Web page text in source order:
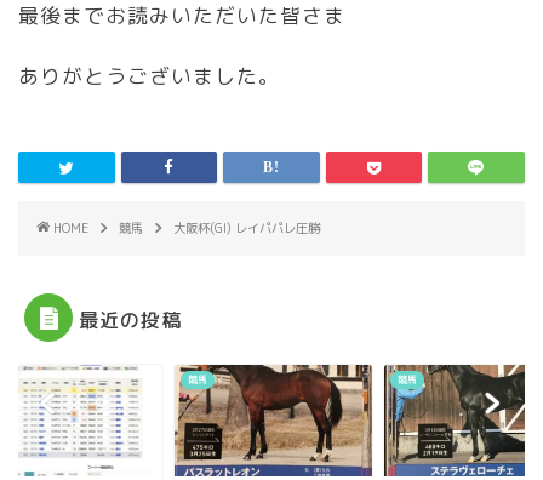
最後までお読みいただいた皆さま
ありがとうございました。
HOME 競馬 大阪杯(GI) レイパパレ圧勝
最近の投稿
競馬 競馬